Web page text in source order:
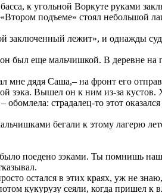
к угольной Воркуте руками
подъеме» стоял небольшой
заключенный лежит», и однажды
был еще мальчишкой. В деревне
дядя Саша,– на фронт его
зэка. Вышел он к ним из-за
страдалец-то этот
бегали к этому лагерю
поедено зэками. Ты помнишь
остался в этих краях, уж не
кукурузу сеяли, когда пришел к